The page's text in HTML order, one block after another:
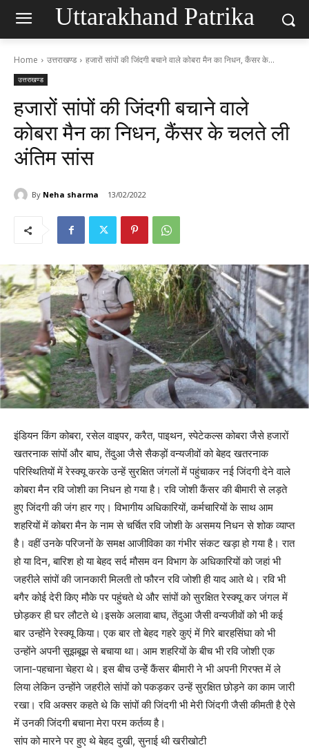
Uttarakhand Patrika
Home उत्तराखण्ड हजारों सांपों की जिंदगी बचाने वाले कोबरा मैन का निधन, कैंसर के...
उत्तराखण्ड
हजारों सांपों की जिंदगी बचाने वाले
कोबरा मैन का निधन, कैंसर के चलते ली
अंतिम सांस
By Neha sharma 13/02/2022
इंडियन किंग कोबरा, रसेल वाइपर, करैत, पाइथन, स्पेटेकल्स कोबरा जैसे हजारों
खतरनाक सांपों और बाघ, तेंदुआ जैसे सैकड़ों वन्यजीवों को बेहद खतरनाक
परिस्थितियों में रेस्क्यू करके उन्हें सुरक्षित जंगलों में पहुंचाकर नई जिंदगी देने वाले
कोबरा मैन रवि जोशी का निधन हो गया है। रवि जोशी कैंसर की बीमारी से लड़ते
हुए जिंदगी की जंग हार गए। विभागीय अधिकारियों, कर्मचारियों के साथ आम
शहरियों में कोबरा मैन के नाम से चर्चित रवि जोशी के असमय निधन से शोक व्याप्त
है। वहीं उनके परिजनों के समक्ष आजीविका का गंभीर संकट खड़ा हो गया है। रात
हो या दिन, बारिश हो या बेहद सर्द मौसम वन विभाग के अधिकारियों को जहां भी
जहरीले सांपों की जानकारी मिलती तो फौरन रवि जोशी ही याद आते थे। रवि भी
बगैर कोई देरी किए मौके पर पहुंचते थे और सांपों को सुरक्षित रेस्क्यू कर जंगल में
छोड़कर ही घर लौटते थे।इसके अलावा बाघ, तेंदुआ जैसी वन्यजीवों को भी कई
बार उन्होंने रेस्क्यू किया। एक बार तो बेहद गहरे कुएं में गिरे बारहसिंघा को भी
उन्होंने अपनी सूझबूझ से बचाया था। आम शहरियों के बीच भी रवि जोशी एक
जाना-पहचाना चेहरा थे। इस बीच उन्हेें कैंसर बीमारी ने भी अपनी गिरफ्त में ले
लिया लेकिन उन्होंने जहरीले सांपों को पकड़कर उन्हें सुरक्षित छोड़ने का काम जारी
रखा। रवि अक्सर कहते थे कि सांपों की जिंदगी भी मेरी जिंदगी जैसी कीमती है ऐसे
में उनकी जिंदगी बचाना मेरा परम कर्तव्य है।
सांप को मारने पर हुए थे बेहद दुखी, सुनाई थी खरीखोटी